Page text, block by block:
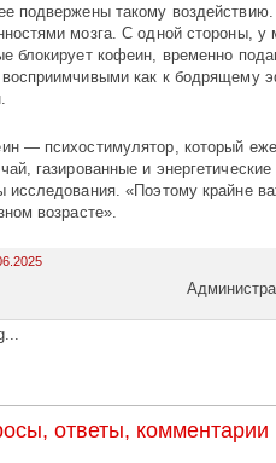
подвержены такому
мозга. С одной стороны,
блокирует кофеин, временно
как к бодрящему
— психостимулятор, который
газированные и
исследования. «Поэтому крайне
возрасте».
ответы, комментарии